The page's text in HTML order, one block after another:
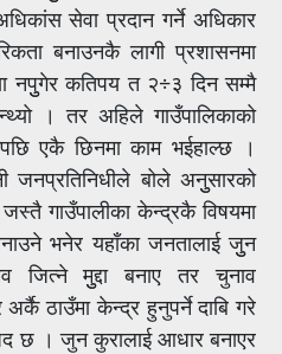
सेवा प्रदान गर्ने अधिकार
बनाउनकै लागी प्रशासनमा
नपुुगेर कतिपय त २÷३ दिन सम्मै
। तर अहिले गाउँपालिकाको
एकै छिनमा काम भईहाल्छ ।
जनप्रतिनिधीले बोले अनुुसारको
गाउँपालीका केन्द्रकै विषयमा
भनेर यहाँका जनतालाई जुुन
जित्ने मुुद्दा बनाए तर चुनाव
ठाउँमा केन्द्र हुनुपर्ने दाबि गरे
छ । जुन कुरालाई आधार बनाएर